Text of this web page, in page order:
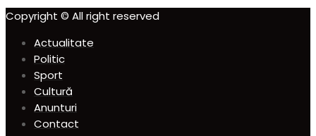
Copyright © All right reserved
Actualitate
Politic
Sport
Cultură
Anunturi
Contact